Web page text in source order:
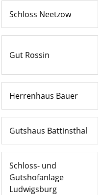
Schloss Neetzow
Gut Rossin
Herrenhaus Bauer
Gutshaus Battinsthal
Schloss- und
Gutshofanlage
Ludwigsburg